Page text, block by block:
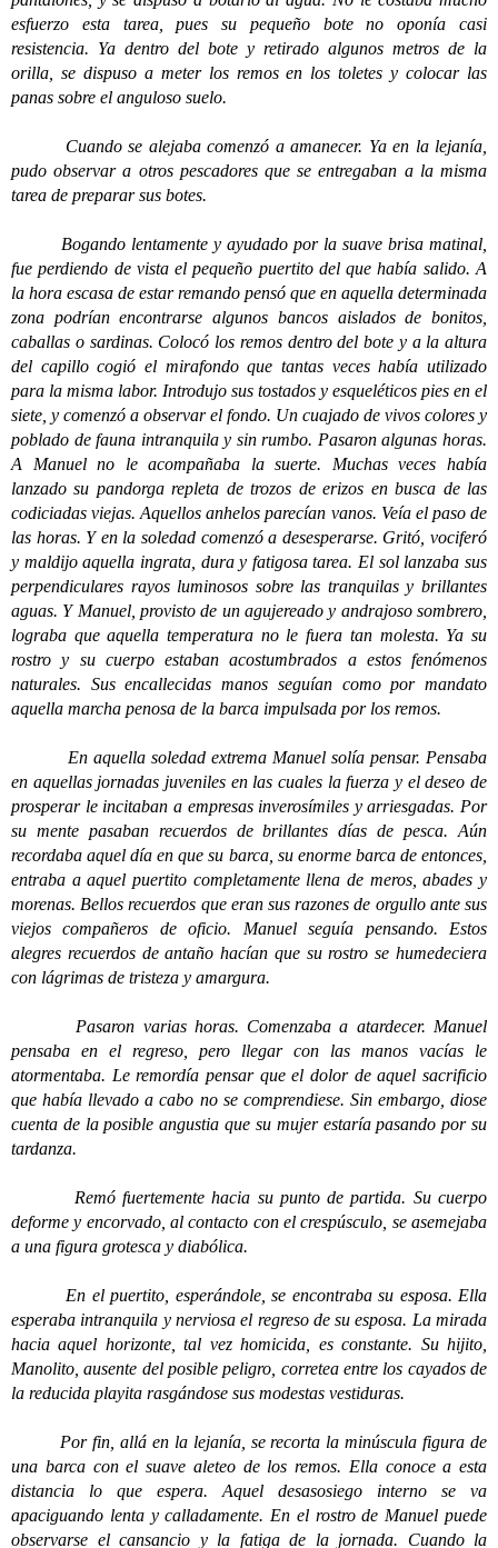
esfuerzo esta tarea, pues su pequeño bote no oponía casi
resistencia. Ya dentro del bote y retirado algunos metros de la
orilla, se dispuso a meter los remos en los toletes y colocar las
panas sobre el anguloso suelo.
Cuando se alejaba comenzó a amanecer. Ya en la lejanía,
pudo observar a otros pescadores que se entregaban a la misma
tarea de preparar sus botes.
Bogando lentamente y ayudado por la suave brisa matinal,
fue perdiendo de vista el pequeño puertito del que había salido. A
la hora escasa de estar remando pensó que en aquella determinada
zona podrían encontrarse algunos bancos aislados de bonitos,
caballas o sardinas. Colocó los remos dentro del bote y a la altura
del capillo cogió el mirafondo que tantas veces había utilizado
para la misma labor. Introdujo sus tostados y esqueléticos pies en el
siete, y comenzó a observar el fondo. Un cuajado de vivos colores y
poblado de fauna intranquila y sin rumbo. Pasaron algunas horas.
A Manuel no le acompañaba la suerte. Muchas veces había
lanzado su pandorga repleta de trozos de erizos en busca de las
codiciadas viejas. Aquellos anhelos parecían vanos. Veía el paso de
las horas. Y en la soledad comenzó a desesperarse. Gritó, vociferó
y maldijo aquella ingrata, dura y fatigosa tarea. El sol lanzaba sus
perpendiculares rayos luminosos sobre las tranquilas y brillantes
aguas. Y Manuel, provisto de un agujereado y andrajoso sombrero,
lograba que aquella temperatura no le fuera tan molesta. Ya su
rostro y su cuerpo estaban acostumbrados a estos fenómenos
naturales. Sus encallecidas manos seguían como por mandato
aquella marcha penosa de la barca impulsada por los remos.
En aquella soledad extrema Manuel solía pensar. Pensaba
en aquellas jornadas juveniles en las cuales la fuerza y el deseo de
prosperar le incitaban a empresas inverosímiles y arriesgadas. Por
su mente pasaban recuerdos de brillantes días de pesca. Aún
recordaba aquel día en que su barca, su enorme barca de entonces,
entraba a aquel puertito completamente llena de meros, abades y
morenas. Bellos recuerdos que eran sus razones de orgullo ante sus
viejos compañeros de oficio. Manuel seguía pensando. Estos
alegres recuerdos de antaño hacían que su rostro se humedeciera
con lágrimas de tristeza y amargura.
Pasaron varias horas. Comenzaba a atardecer. Manuel
pensaba en el regreso, pero llegar con las manos vacías le
atormentaba. Le remordía pensar que el dolor de aquel sacrificio
que había llevado a cabo no se comprendiese. Sin embargo, diose
cuenta de la posible angustia que su mujer estaría pasando por su
tardanza.
Remó fuertemente hacia su punto de partida. Su cuerpo
deforme y encorvado, al contacto con el crespúsculo, se asemejaba
a una figura grotesca y diabólica.
En el puertito, esperándole, se encontraba su esposa. Ella
esperaba intranquila y nerviosa el regreso de su esposa. La mirada
hacia aquel horizonte, tal vez homicida, es constante. Su hijito,
Manolito, ausente del posible peligro, corretea entre los cayados de
la reducida playita rasgándose sus modestas vestiduras.
Por fin, allá en la lejanía, se recorta la minúscula figura de
una barca con el suave aleteo de los remos. Ella conoce a esta
distancia lo que espera. Aquel desasosiego interno se va
apaciguando lenta y calladamente. En el rostro de Manuel puede
observarse el cansancio y la fatiga de la jornada. Cuando la